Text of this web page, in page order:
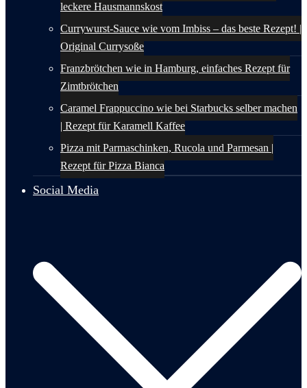
leckere Hausmannskost
Currywurst-Sauce wie vom Imbiss – das beste Rezept! |
Original Currysoße
Franzbrötchen wie in Hamburg, einfaches Rezept für
Zimtbrötchen
Caramel Frappuccino wie bei Starbucks selber machen
| Rezept für Karamell Kaffee
Pizza mit Parmaschinken, Rucola und Parmesan |
Rezept für Pizza Bianca
Social Media